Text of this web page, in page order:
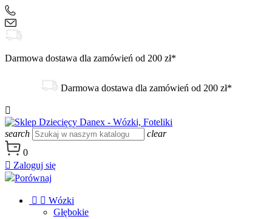
Darmowa dostawa dla zamówień od 200 zł*
Darmowa dostawa dla zamówień od 200 zł*

search
clear
0
 Zaloguj się
Porównaj
  Wózki
Głębokie